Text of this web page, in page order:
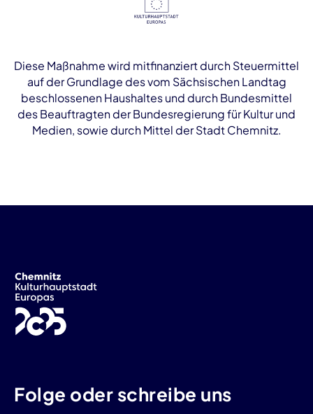
Diese Maßnahme wird mitfinanziert durch Steuermittel
auf der Grundlage des vom Sächsischen Landtag
beschlossenen Haushaltes und durch Bundesmittel
des Beauftragten der Bundesregierung für Kultur und
Medien, sowie durch Mittel der Stadt Chemnitz.
Folge oder schreibe uns